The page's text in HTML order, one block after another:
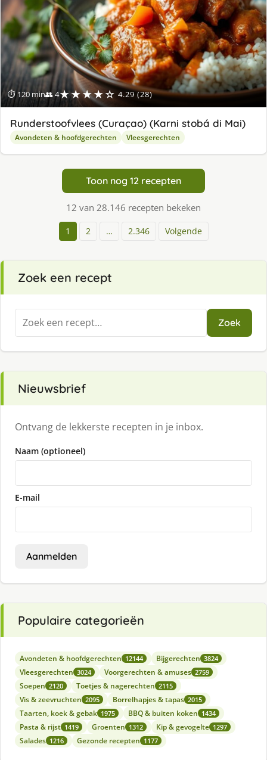
⏱ 120 min👥 4★★★★☆ 4.29 (28)
Runderstoofvlees (Curaçao) (Karni stobá di Mai)
Avondeten & hoofdgerechten Vleesgerechten
Toon nog 12 recepten
12 van 28.146 recepten bekeken
1 2 … 2.346 Volgende
Zoek een recept
Zoeken
naar:
Zoek
Nieuwsbrief
Ontvang de lekkerste recepten in je inbox.
Naam (optioneel)
E-mail
Aanmelden
Populaire categorieën
Avondeten & hoofdgerechten 12144 Bijgerechten 3824
Vleesgerechten 3024 Voorgerechten & amuses 2759
Soepen 2120 Toetjes & nagerechten 2115
Vis & zeevruchten 2095 Borrelhapjes & tapas 2015
Taarten, koek & gebak 1975 BBQ & buiten koken 1434
Pasta & rijst 1419 Groenten 1312 Kip & gevogelte 1297
Salades 1216 Gezonde recepten 1177